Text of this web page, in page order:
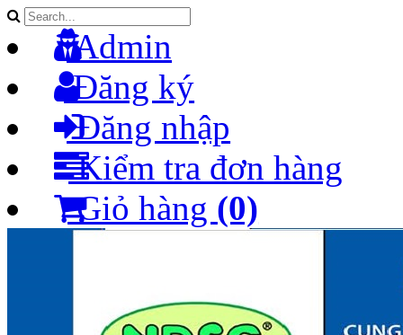
Admin
Đăng ký
Đăng nhập
Kiểm tra đơn hàng
Giỏ hàng (0)